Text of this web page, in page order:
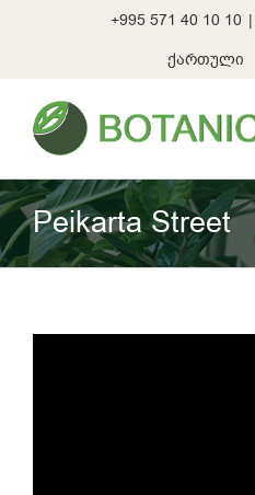
+995 571 40 10 10 |
ქართული
Peikarta Street